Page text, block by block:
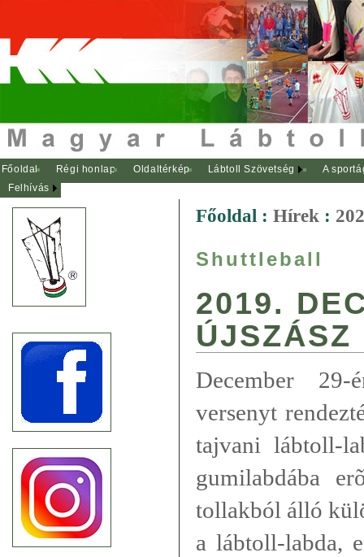
Főoldal Régi honlap Oldaltérkép Lábtoll Szövetség
A
Felhívás
Főoldal : Hírek :
Shuttleball
2019.
ÚJSZÁSZ
December
versenyt
tajvani lábtoll-
gumilabdába
tollakból álló
a lábtoll-labda,